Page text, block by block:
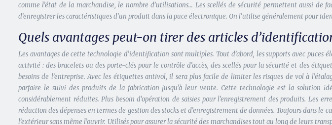
comme l’état de la marchandise, le nombre d’utilisations… Les scellés de sécurité permettent aussi de
d’enregistrer les caractéristiques d’un produit dans la puce électronique. On l’utilise généralement pour
Quels avantages peut-on tirer des articles
Les avantages de cette technologie d’identification sont multiples. Tout d’abord, les supports avec puces
activité : des bracelets ou des porte-clés pour le contrôle d’accès, des scellés pour la sécurité et des
besoins de l’entreprise. Avec les étiquettes antivol, il sera plus facile de limiter les risques de vol à
parfaire le suivi des produits de la fabrication jusqu’à leur vente. Cette technologie est la solution
considérablement réduites. Plus besoin d’opération de saisies pour l’enregistrement des produits. Les
réduction des dépenses en termes de gestion des stocks et d’enregistrement de données. Toujours dans
l’extérieur sans même l’ouvrir. Utilisés pour assurer la sécurité des marchandises tout au long de leurs